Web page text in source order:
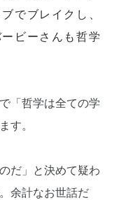
でブレイクし、
ビーさんも哲学
「哲学は全ての学
す。
だ」と決めて疑わ
余計なお世話だ